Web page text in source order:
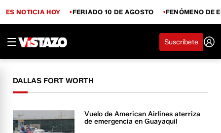
ES NOTICIA HOY FERIADO 10 DE AGOSTO FENÓMENO DE
Suscríbete
DALLAS FORT WORTH
Vuelo de American Airlines aterriza
de emergencia en Guayaquil